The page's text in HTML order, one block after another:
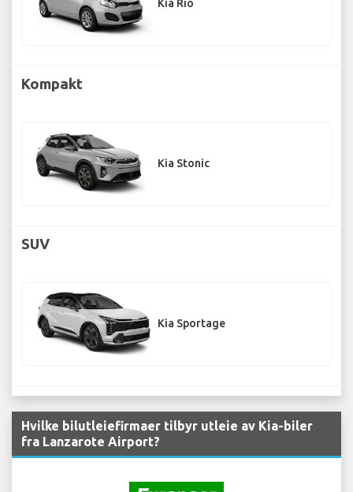
Kia Rio
Kompakt
Kia Stonic
SUV
Kia Sportage
Hvilke bilutleiefirmaer tilbyr utleie av Kia-biler
fra Lanzarote Airport?